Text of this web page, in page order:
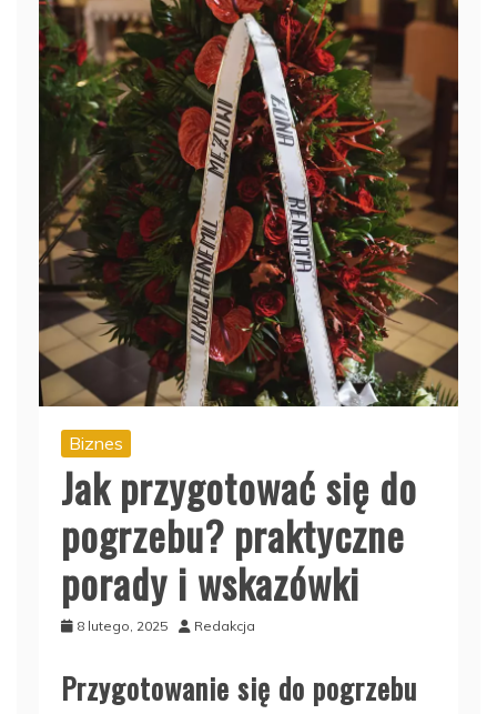
Biznes
Jak przygotować się do
pogrzebu? praktyczne
porady i wskazówki
8 lutego, 2025 Redakcja
Przygotowanie się do pogrzebu